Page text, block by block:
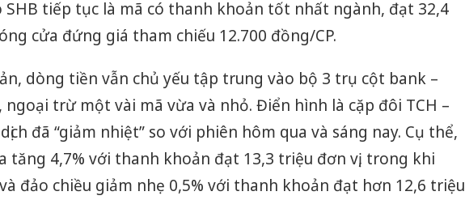
SHB tiếp tục là mã có thanh khoản tốt nhất ngành, đạt 32,4
cửa đứng giá tham chiếu 12.700 đồng/CP.
dòng tiền vẫn chủ yếu tập trung vào bộ 3 trụ cột bank –
ngoại trừ một vài mã vừa và nhỏ. Điển hình là cặp đôi TCH –
đã “giảm nhiệt” so với phiên hôm qua và sáng nay. Cụ thể,
tăng 4,7% với thanh khoản đạt 13,3 triệu đơn vị, trong khi
đảo chiều giảm nhẹ 0,5% với thanh khoản đạt hơn 12,6 triệu